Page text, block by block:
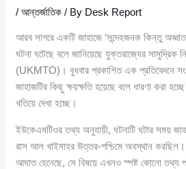
/আন্তর্জাতিক / By Desk Report
আরব সাগরে একটি জাহাজে ‘সন্দেহজনক কিন্তু
ঘটনা ঘটেছে বলে জানিয়েছে যুক্তরাজ্যের সামুদ্রিক
(UKMTO)। বুধবার প্রকাশিত এক প্রতিবেদনে
জাহাজটির কিছু ক্ষয়ক্ষতি হয়েছে বলে ধারণা করা
খতিয়ে দেখা হচ্ছে।
ইউকেএমটিওর তথ্য অনুযায়ী, ঘটনাটি ঘটার সময়
রাস আল খাইমাহর উত্তর-পশ্চিমে অবস্থান করছিল।
আঘাত হেনেছে, সে বিষয়ে এখনও স্পষ্ট কোনো তথ্য